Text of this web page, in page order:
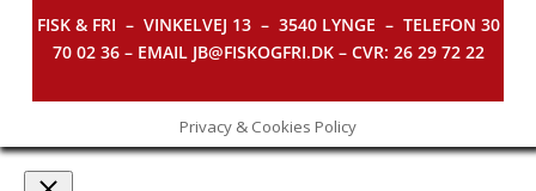
FISK & FRI – VINKELVEJ 13 – 3540 LYNGE – TELEFON 30
70 02 36 – EMAIL JB@FISKOGFRI.DK – CVR: 26 29 72 22
Privacy & Cookies Policy